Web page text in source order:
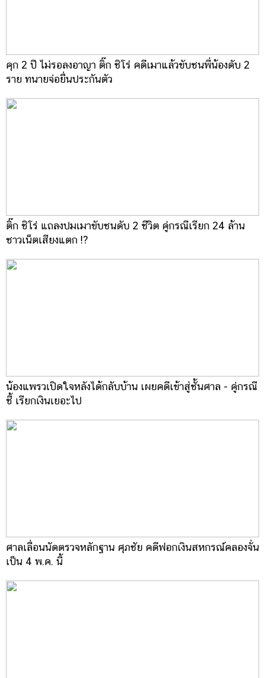
คุก 2 ปี ไม่รอลงอาญา ติ๊ก ชิโร่ คดีเมาแล้วขับชนพี่น้องดับ 2
ราย ทนายจ่อยื่นประกันตัว
ติ๊ก ชิโร่ แถลงปมเมาขับชนดับ 2 ชีวิต คู่กรณีเรียก 24 ล้าน
ชาวเน็ตเสียงแตก !?
น้องแพรวเปิดใจหลังได้กลับบ้าน เผยคดีเข้าสู่ชั้นศาล - คู่กรณี
ชี้ เรียกเงินเยอะไป
ศาลเลื่อนนัดตรวจหลักฐาน ศุภชัย คดีฟอกเงินสหกรณ์คลองจั่น
เป็น 4 พ.ค. นี้